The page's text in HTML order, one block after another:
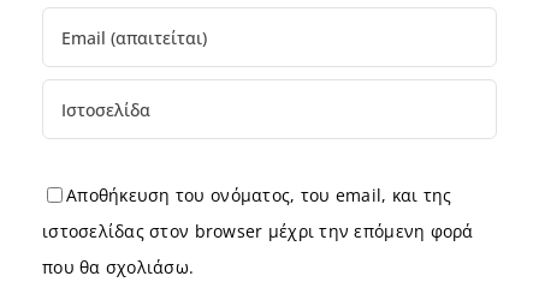
Αποθήκευση του ονόματος, του email, και της
ιστοσελίδας στον browser μέχρι την επόμενη φορά
που θα σχολιάσω.